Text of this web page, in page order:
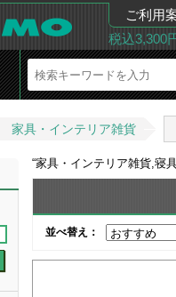
ご利用
税込3,300
家具・インテリア雑貨
“家具・インテリア雑貨,寝
並べ替え：